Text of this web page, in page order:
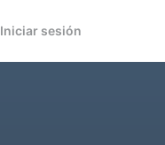
Iniciar sesión